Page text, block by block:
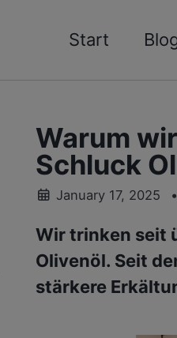
Start
Warum
Schluck
January 17, 2025
Wir trinken seit
Olivenöl. Seit
stärkere